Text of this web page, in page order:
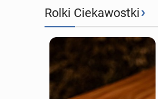
Rolki Ciekawostki›